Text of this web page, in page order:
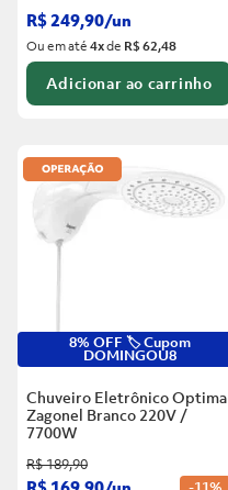
R$249,90/un
Ou em até4xde R$ 62,48
Adicionar ao carrinho
8% OFF 🏷️ Cupom
DOMINGOU8
Chuveiro Eletrônico Optima
Zagonel Branco 220V /
7700W
R$189,90